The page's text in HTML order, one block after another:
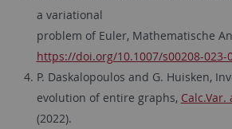
a variational
problem of Euler, Mathematische
https://doi.org/10.1007/s00208-023-
P. Daskalopoulos and G. Huisken,
evolution of entire graphs, Calc.Var.
(2022).